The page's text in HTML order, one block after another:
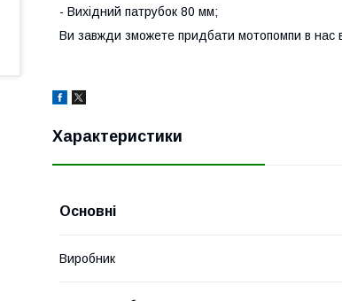
- Вихідний патрубок 80 мм;
Ви завжди зможете придбати мотопомпи в нас
Характеристики
Основні
Виробник